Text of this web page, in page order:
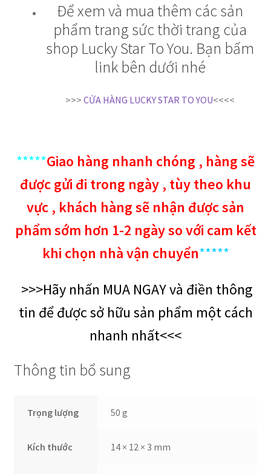
Để xem và mua thêm các sản
phẩm trang sức thời trang của
shop Lucky Star To You. Bạn bấm
link bên dưới nhé
>>> CỬA HÀNG LUCKY STAR TO YOU<<<<
*****Giao hàng nhanh chóng , hàng sẽ
được gửi đi trong ngày , tùy theo khu
vực , khách hàng sẽ nhận được sản
phẩm sớm hơn 1-2 ngày so với cam kết
khi chọn nhà vận chuyển*****
>>>Hãy nhấn MUA NGAY và điền thông
tin để được sở hữu sản phẩm một cách
nhanh nhất<<<
Thông tin bổ sung
Trọng lượng 50 g
Kích thước 14 × 12 × 3 mm